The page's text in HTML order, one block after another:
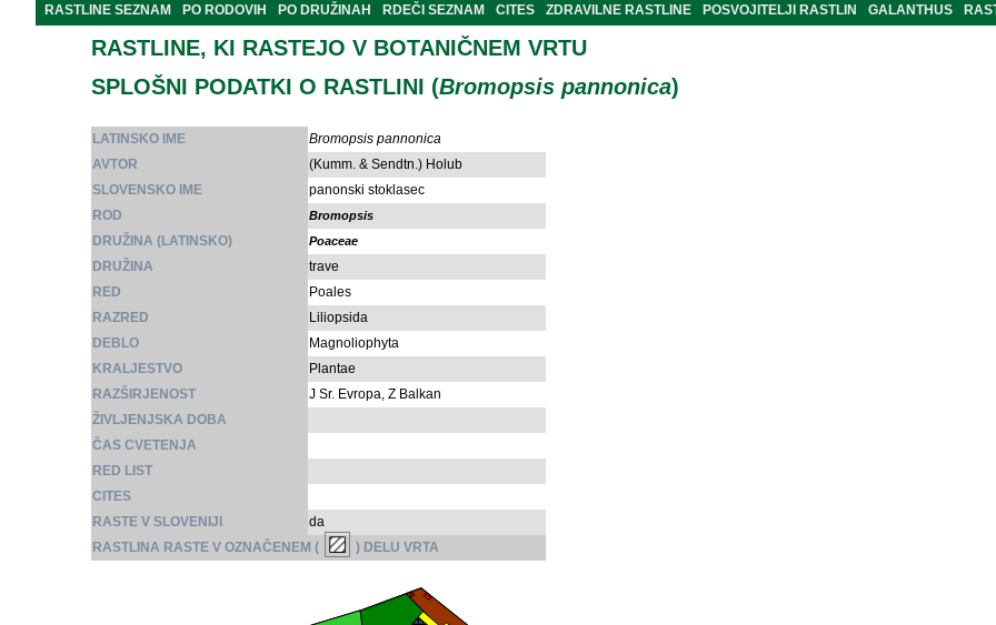
RASTLINE SEZNAM PO RODOVIH PO DRUŽINAH RDEČI SEZNAM CITES ZDRAVILNE RASTLINE POSVOJITELJI RASTLIN GALANTHUS
RASTLINE, KI RASTEJO V BOTANIČNEM VRTU
SPLOŠNI PODATKI O RASTLINI (Bromopsis pannonica)
LATINSKO IME
Bromopsis pannonica
AVTOR
(Kumm. & Sendtn.) Holub
SLOVENSKO IME
panonski stoklasec
ROD
Bromopsis
DRUŽINA (LATINSKO) Poaceae
DRUŽINA
trave
RED
Poales
RAZRED
Liliopsida
DEBLO
Magnoliophyta
KRALJESTVO
Plantae
RAZŠIRJENOST
J Sr. Evropa, Z Balkan
ŽIVLJENJSKA DOBA
ČAS CVETENJA
RED LIST
CITES
RASTE V SLOVENIJI
da
RASTLINA RASTE V OZNAČENEM (
) DELU VRTA